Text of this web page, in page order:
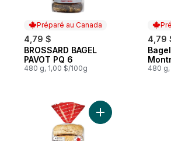
Préparé au Canada
4,79 $
Préparé au Canada
BROSSARD BAGEL
PAVOT PQ 6
480 g, 1,00 $/100g
4,79
480 g,
Ajouter Bagel 14